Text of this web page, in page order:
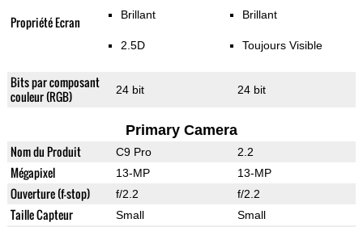
Propriété Ecran Brillant
2.5D
Brillant
Toujours Visible
Bits par composant
couleur (RGB)
24 bit 24 bit
Primary Camera
Nom du Produit C9 Pro 2.2
Mégapixel 13-MP 13-MP
Ouverture (f-stop) f/2.2 f/2.2
Taille Capteur Small Small